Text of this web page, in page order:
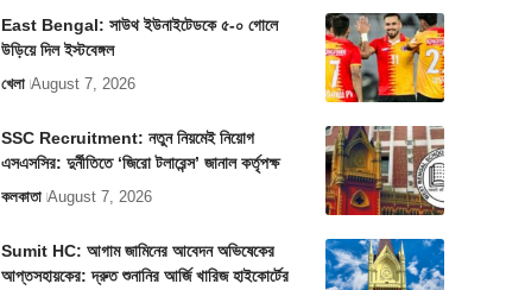
East Bengal: সাউথ ইউনাইটেডকে ৫-০ গোলে
উড়িয়ে দিল ইস্টবেঙ্গল
খেলা August 7, 2026
SSC Recruitment: নতুন নিয়মেই নিয়োগ
এসএসসির: দুর্নীতিতে ‘জিরো টলারেন্স’ জানাল কর্তৃপক্ষ
কলকাতা August 7, 2026
Sumit HC: আগাম জামিনের আবেদন অভিষেকের
আপ্তসহায়কের: দ্রুত শুনানির আর্জি খারিজ হাইকোর্টের